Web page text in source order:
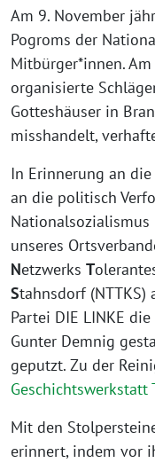
Am 9. November
Pogroms der
Mitbürger*innen.
organisierte
Gotteshäuser in
misshandelt,
In Erinnerung an
an die politisch
unseres
Netzwerks T
Stahnsdorf (NTTKS)
Partei DIE LINKE
Gunter Demnig
geputzt. Zu der
Geschichtswerkstatt
Mit den
erinnert, indem vor